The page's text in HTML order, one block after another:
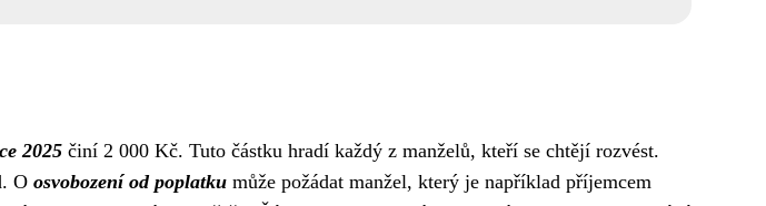
2025 činí 2 000 Kč. Tuto částku hradí každý z manželů, kteří se chtějí rozvést.
O osvobození od poplatku může požádat manžel, který je například příjemcem